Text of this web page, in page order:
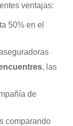
ventajas:
50% en el
, las
de
comparando